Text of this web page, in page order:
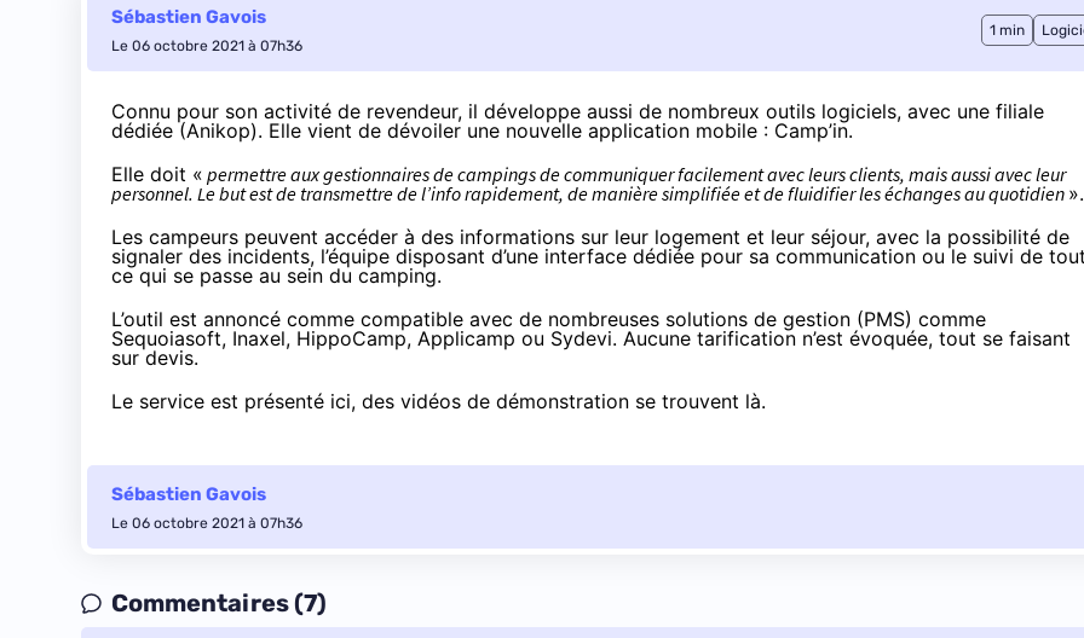
Sébastien Gavois
Le 06 octobre 2021 à 07h36
1 min
Connu pour son activité de revendeur, il développe aussi de nombreux outils logiciels, avec une filiale
dédiée (Anikop). Elle vient de dévoiler une nouvelle application mobile : Camp’in.
Elle doit « permettre aux gestionnaires de campings de communiquer facilement avec leurs clients, mais aussi avec leur
personnel. Le but est de transmettre de l’info rapidement, de manière simplifiée et de fluidifier les échanges au quotidien ».
Les campeurs peuvent accéder à des informations sur leur logement et leur séjour, avec la possibilité de
signaler des incidents, l’équipe disposant d’une interface dédiée pour sa communication ou le suivi de
ce qui se passe au sein du camping.
L’outil est annoncé comme compatible avec de nombreuses solutions de gestion (PMS) comme
Sequoiasoft, Inaxel, HippoCamp, Applicamp ou Sydevi. Aucune tarification n’est évoquée, tout se faisant
sur devis.
Le service est présenté ici, des vidéos de démonstration se trouvent là.
Sébastien Gavois
Le 06 octobre 2021 à 07h36
Commentaires (7)